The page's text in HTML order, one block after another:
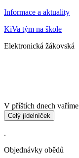
Informace a aktuality
KiVa tým na škole
Elektronická žákovská
V příštích dnech vaříme
Celý jídelníček
.
Objednávky obědů